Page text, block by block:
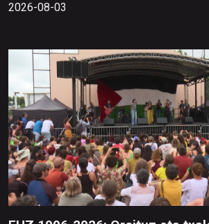
2026-08-03